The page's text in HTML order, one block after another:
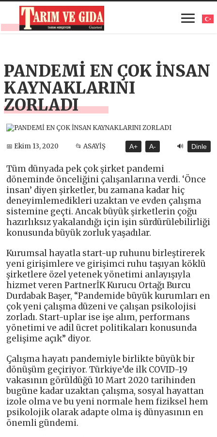
PANDEMİ EN ÇOK İNSAN
KAYNAKLARINI
ZORLADI
📅 Ekim 13, 2020 📂 ASAYİŞ A+ A- 🔊 Dinle
Tüm dünyada pek çok şirket pandemi
döneminde önceliğini çalışanlarına verdi. ‘Önce
insan’ diyen şirketler, bu zamana kadar hiç
deneyimlemedikleri uzaktan ve evden çalışma
sistemine geçti. Ancak büyük şirketlerin çoğu
hazırlıksız yakalandığı için işin sürdürülebilirliği
konusunda büyük zorluk yaşadılar.
Kurumsal hayatla start-up ruhunu birleştirerek
yeni girişimlere ve girişimci ruhu taşıyan köklü
şirketlere özel yetenek yönetimi anlayışıyla
hizmet veren PartnerİK Kurucu Ortağı Burcu
Durdabak Başer, “Pandemide büyük kurumları en
çok yeni çalışma düzeni ve çalışan psikolojisi
zorladı. Start-uplar ise işe alım, performans
yönetimi ve adil ücret politikaları konusunda
gelişime açık” diyor.
Çalışma hayatı pandemiyle birlikte büyük bir
dönüşüm geçiriyor. Türkiye’de ilk COVID-19
vakasının görüldüğü 10 Mart 2020 tarihinden
bugüne kadar uzaktan çalışma, sosyal hayattan
izole olma ve bu yeni normale hem fiziksel hem
psikolojik olarak adapte olma iş dünyasının en
önemli gündemi.